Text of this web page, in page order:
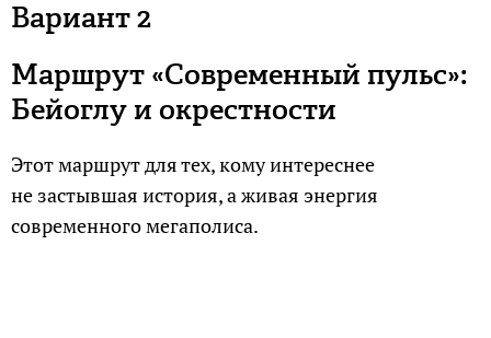
Вариант 2
Маршрут «Современный пульс»:
Бейоглу и окрестности
Этот маршрут для тех, кому интереснее
не застывшая история, а живая энергия
современного мегаполиса.